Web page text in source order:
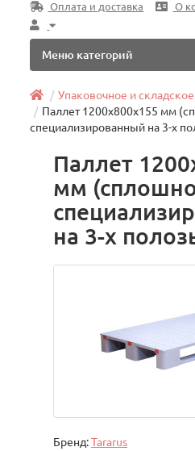
Оплата и доставка
О
Меню категорий
Упаковочное и складское
Паллет 1200х800х155 мм
специализированный на 3-х
Паллет
мм
на 3-х
Бренд:Tararus